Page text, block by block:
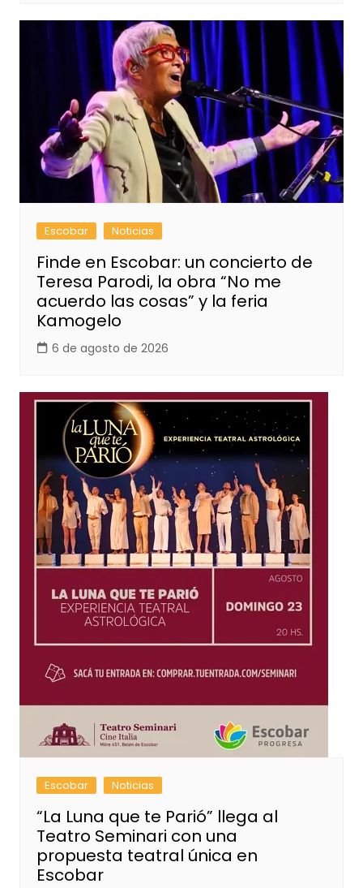
Escobar Noticias
Finde en Escobar: un concierto de
Teresa Parodi, la obra “No me
acuerdo las cosas” y la feria
Kamogelo
6 de agosto de 2026
Escobar Noticias
“La Luna que te Parió” llega al
Teatro Seminari con una
propuesta teatral única en
Escobar